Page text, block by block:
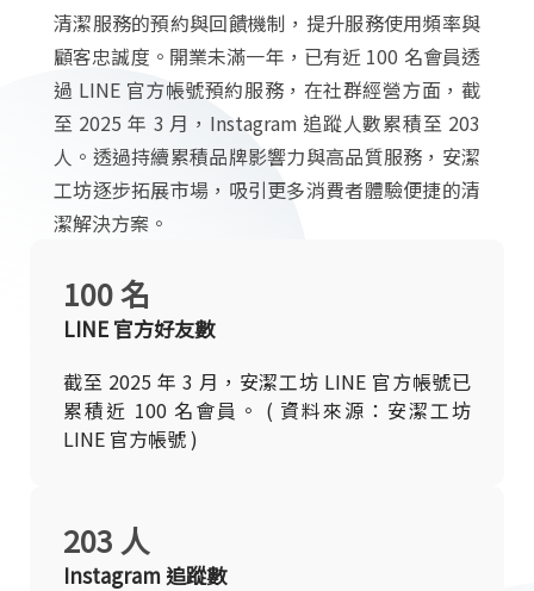
清潔服務的預約與回饋機制，提升服務使用頻率與
顧客忠誠度。開業未滿一年，已有近 100 名會員透
過 LINE 官方帳號預約服務，在社群經營方面，截
至 2025 年 3 月，Instagram 追蹤人數累積至 203
人。透過持續累積品牌影響力與高品質服務，安潔
工坊逐步拓展市場，吸引更多消費者體驗便捷的清
潔解決方案。
LINE 官方好友數
截至 2025 年 3 月，安潔工坊 LINE 官方帳號已
累積近 100 名會員。 ( 資料來源：安潔工坊
LINE 官方帳號 )
100 名
Instagram 追蹤數
203 人